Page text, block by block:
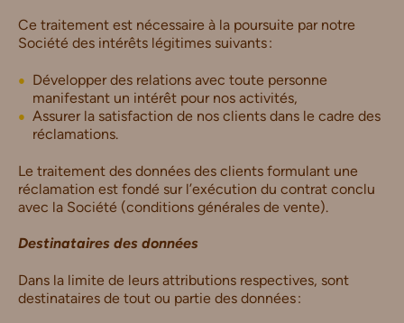
Ce traitement est nécessaire à la poursuite par notre
Société des intérêts légitimes suivants :
Développer des relations avec toute personne
manifestant un intérêt pour nos activités,
Assurer la satisfaction de nos clients dans le cadre des
réclamations.
Le traitement des données des clients formulant une
réclamation est fondé sur l’exécution du contrat conclu
avec la Société (conditions générales de vente).
Destinataires des données
Dans la limite de leurs attributions respectives, sont
destinataires de tout ou partie des données :